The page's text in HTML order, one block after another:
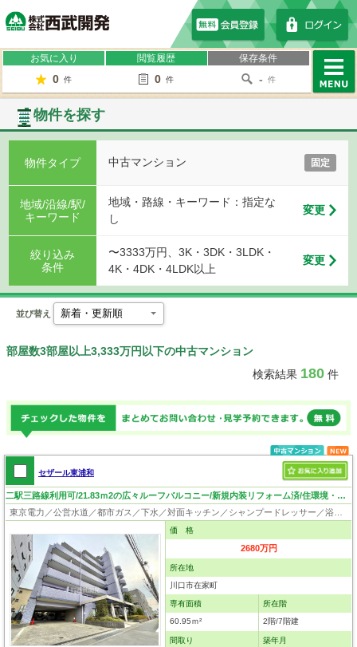
お気に入り
0 件
閲覧履歴
0 件
保存条件
- 件
物件を探す
物件タイプ 中古マンション 固定
地域/沿線/駅/
キーワード
地域・路線・キーワード：指定な
し
変更
絞り込み
条件
〜3333万円、3K・3DK・3LDK・
4K・4DK・4LDK以上
変更
並び替え
部屋数3部屋以上3,333万円以下の中古マンション
検索結果 180件
セザール東浦和
二駅三路線利用可/21.83ｍ2の広々ルーフバルコニー/新規内装リフォーム済/住環境・日当り良好/内覧可！
価 格
2680万円
所在地
川口市在家町
専有面積
60.95ｍ²
所在階
2階/7階建
間取り 築年月